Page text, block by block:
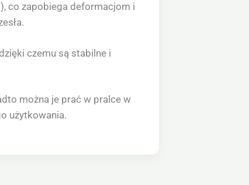
co zapobiega deformacjom i
czemu są stabilne i
można je prać w pralce w
użytkowania.